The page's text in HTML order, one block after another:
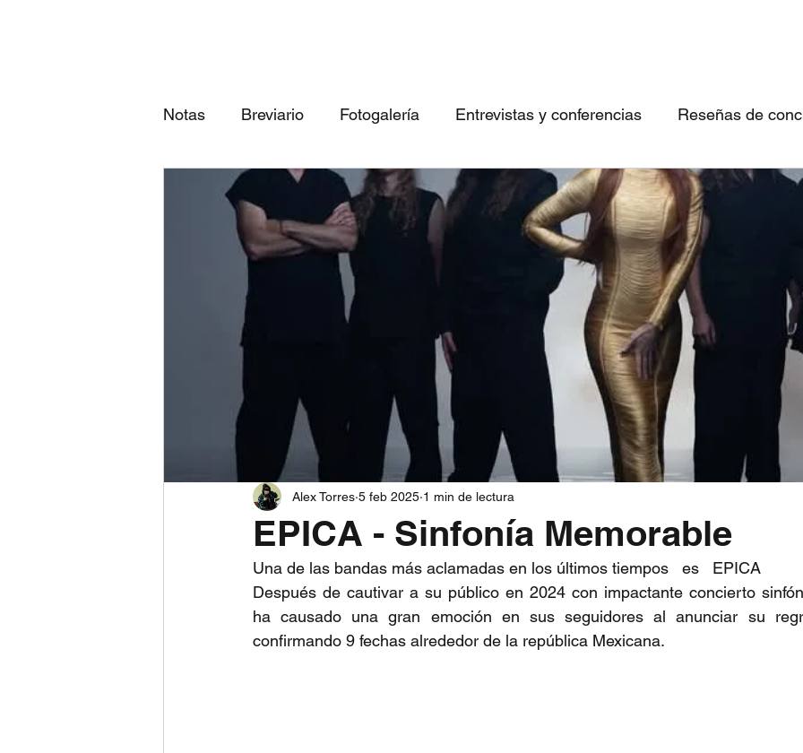
Notas Breviario Fotogalería Entrevistas y conferencias Reseñas de
Próximos eventos Las 3 canciones imperdibles Conociendo bandas
qué canción eres según tu...
EPICA - Sinfonía Memorable
Alex Torres 5 feb 2025 1 min de lectura
Una de las bandas más aclamadas en los últimos tiempos   es   EPICA
Después de cautivar a su público en 2024 con impactante concierto
ha causado una gran emoción en sus seguidores al anunciar su
confirmando 9 fechas alrededor de la república Mexicana.